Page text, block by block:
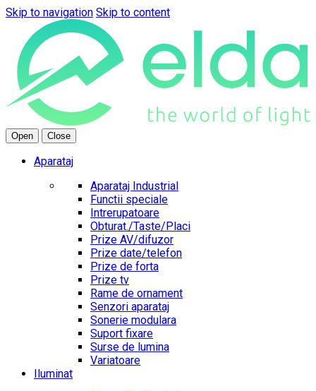
Skip to navigation Skip to content
Open Close
Aparataj
Aparataj Industrial
Functii speciale
Intrerupatoare
Obturat./Taste/Placi
Prize AV/difuzor
Prize date/telefon
Prize de forta
Prize tv
Rame de ornament
Senzori aparataj
Sonerie modulara
Suport fixare
Surse de lumina
Variatoare
Iluminat